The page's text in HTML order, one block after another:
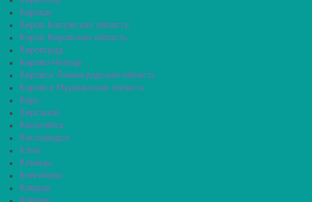
Кириши
Киров Калужская область
Киров Кировская область
Кировград
Кирово-Чепецк
Кировск Ленинградская область
Кировск Мурманская область
Кирс
Кирсанов
Киселёвск
Кисловодск
Клин
Клинцы
Княгинино
Ковдор